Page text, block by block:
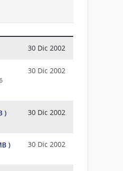
30 Dic 2002
30 Dic 2002
) 30 Dic 2002
) 30 Dic 2002